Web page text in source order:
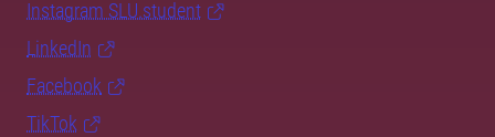
Instagram SLU.student
LinkedIn
Facebook
TikTok